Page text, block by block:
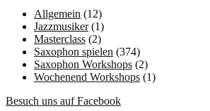
Allgemein (12)
Jazzmusiker(1)
Masterclass (2)
Saxophon spielen (374)
Saxophon Workshops (2)
Wochenend Workshops (1)
Besuch uns auf Facebook